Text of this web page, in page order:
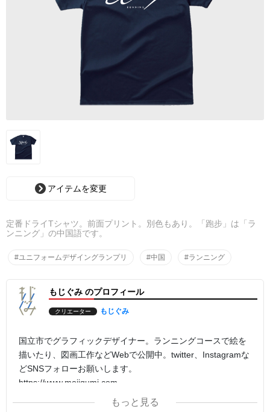
アイテムを変更
定番ドライTシャツ。前面プリント。別色もあり。「跑步」は「ラ
ンニング」の中国語です。
#ユニフォームデザイングランプリ #中国 #ランニング
もじぐみ のプロフィール
クリエーター もじぐみ
国立市でグラフィックデザイナー。ランニングコースで絵を
描いたり、図画工作などWebで公開中。twitter、Instagramな
どSNSフォローお願いします。
https://www.mojigumi.com
もっと見る